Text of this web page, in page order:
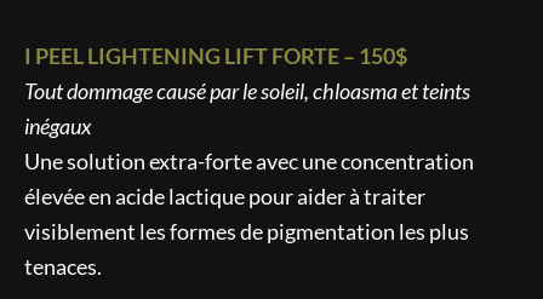
I PEEL LIGHTENING LIFT FORTE – 150$
Tout dommage causé par le soleil, chloasma et teints
inégaux
Une solution extra-forte avec une concentration
élevée en acide lactique pour aider à traiter
visiblement les formes de pigmentation les plus
tenaces.